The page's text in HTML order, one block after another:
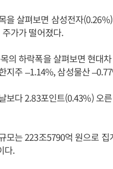
을 살펴보면 삼성전자
가가 떨어졌다.
의 하락폭을 살펴보면 현대
지주 –1.14%, 삼성물산
보다 2.83포인트(0.43%) 오
모는 223조5790억 원으로
다.